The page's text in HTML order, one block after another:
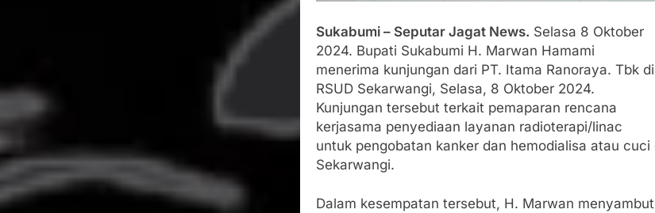
Sukabumi – Seputar Jagat News. Selasa 8 Oktober
2024. Bupati Sukabumi H. Marwan Hamami
menerima kunjungan dari PT. Itama Ranoraya. Tbk di
RSUD Sekarwangi, Selasa, 8 Oktober 2024.
Kunjungan tersebut terkait pemaparan rencana
kerjasama penyediaan layanan radioterapi/linac
untuk pengobatan kanker dan hemodialisa atau cuci
Sekarwangi.
Dalam kesempatan tersebut, H. Marwan